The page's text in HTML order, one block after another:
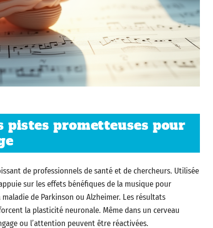
pistes prometteuses pour
de professionnels de santé et de chercheurs. Utilisée
sur les effets bénéfiques de la musique pour
de Parkinson ou Alzheimer. Les résultats
la plasticité neuronale. Même dans un cerveau
ou l’attention peuvent être réactivées.